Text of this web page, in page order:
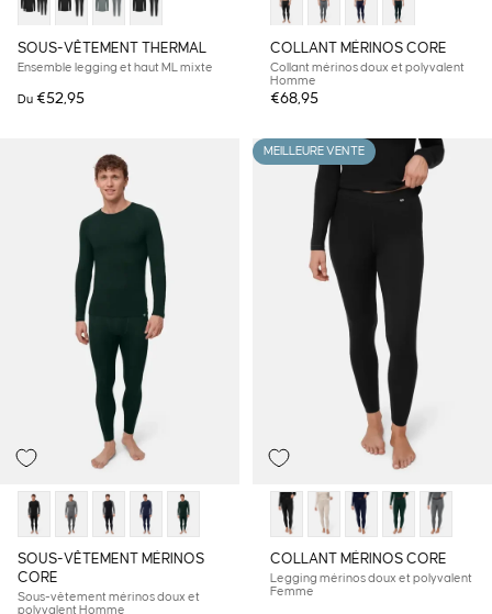
SOUS-VÊTEMENT THERMAL
Ensemble legging et haut ML mixte
Du €52,95
COLLANT MÉRINOS CORE
Collant mérinos doux et polyvalent
Homme
€68,95
SOUS-VÊTEMENT MÉRINOS
CORE
Sous-vêtement mérinos doux et
polyvalent Homme
MEILLEURE VENTE
COLLANT MÉRINOS CORE
Legging mérinos doux et polyvalent
Femme